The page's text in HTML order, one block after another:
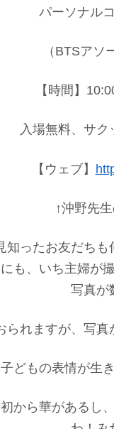
パーソナル
（BTSアソ
【時間】
入場無料、サク
【ウェブ】
↑沖野先
ったお友だち
も、いち主婦
写真が
れますが、写
どもの表情が生
から華があるし